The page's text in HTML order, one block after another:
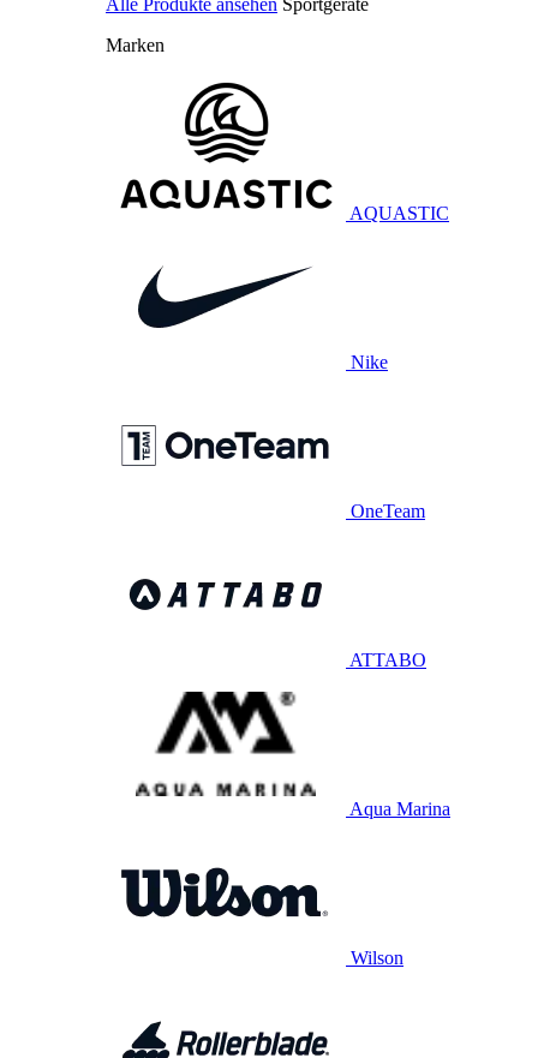
Alle Produkte ansehen Sportgeräte
Marken
AQUASTIC
Nike
OneTeam
ATTABO
Aqua Marina
Wilson